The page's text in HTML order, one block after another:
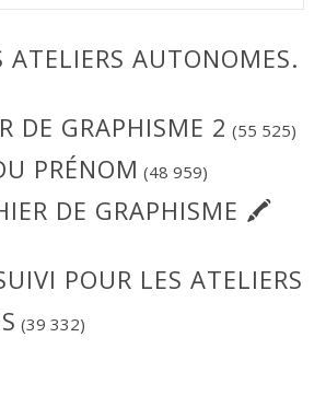
ATELIERS AUTONOMES.
DE GRAPHISME 2 (55 525)
PRÉNOM (48 959)
DE GRAPHISME 🖍
POUR LES ATELIERS
(39 332)